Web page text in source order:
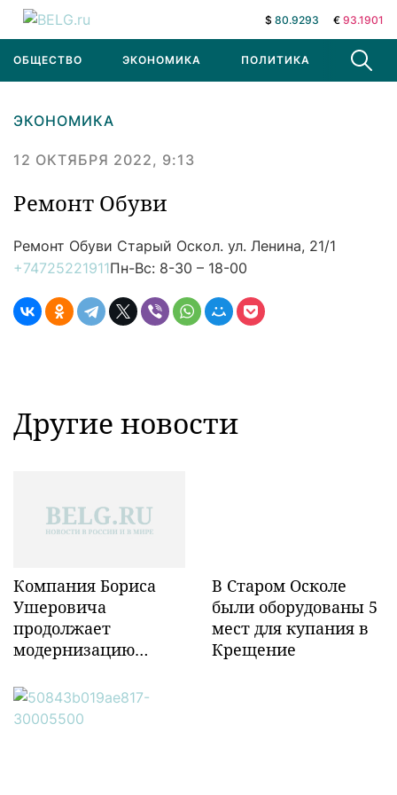
$ 80.9293 € 93.1901
ОБЩЕСТВО ЭКОНОМИКА ПОЛИТИКА В МИРЕ
ЭКОНОМИКА
12 ОКТЯБРЯ 2022, 9:13
Ремонт Обуви
Ремонт Обуви Старый Оскол. ул. Ленина, 21/1
+74725221911Пн-Вс: 8-30 – 18-00
Другие новости
Компания Бориса
Ушеровича
продолжает
модернизацию
инфраструктуры в
Забайкалье
В Старом Осколе
были оборудованы 5
мест для купания в
Крещение